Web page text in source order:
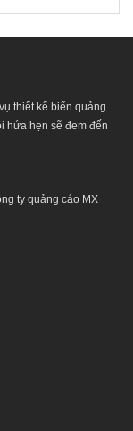
thiết kế biển quảng
hứa hẹn sẽ đem đến